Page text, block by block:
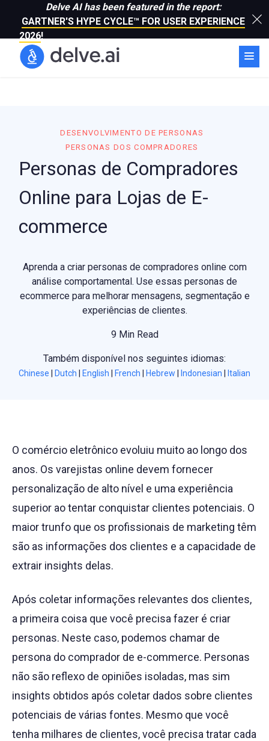
Delve AI has been featured in the report:
GARTNER'S HYPE CYCLE™ FOR USER EXPERIENCE
2026!
DESENVOLVIMENTO DE PERSONAS
PERSONAS DOS COMPRADORES
Personas de Compradores
Online para Lojas de E-
commerce
Aprenda a criar personas de compradores online com
análise comportamental. Use essas personas de
ecommerce para melhorar mensagens, segmentação e
experiências de clientes.
9 Min Read
Também disponível nos seguintes idiomas:
Chinese Dutch English French Hebrew Indonesian Italian
O comércio eletrônico evoluiu muito ao longo dos
anos. Os varejistas online devem fornecer
personalização de alto nível e uma experiência
superior ao tentar conquistar clientes potenciais. O
maior trunfo que os profissionais de marketing têm
são as informações dos clientes e a capacidade de
extrair insights delas.
Após coletar informações relevantes dos clientes,
a primeira coisa que você precisa fazer é criar
personas. Neste caso, podemos chamar de
persona do comprador de e-commerce. Personas
não são reflexo de opiniões isoladas, mas sim
insights obtidos após coletar dados sobre clientes
potenciais de várias fontes. Mesmo que você
tenha milhares de clientes, você precisa tratar cada